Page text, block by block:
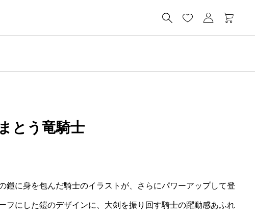
   
とう竜騎士
鎧に身を包んだ騎士のイラストが、さらにパワーアップして登
フにした鎧のデザインに、大剣を振り回す騎士の躍動感あふれ